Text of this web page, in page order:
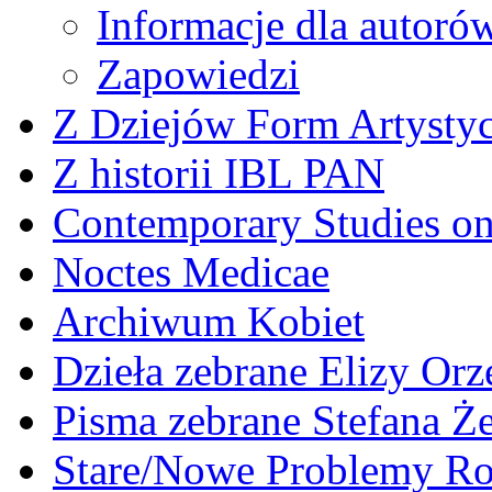
Informacje dla
Zapowiedzi
Z Dziejów Form
Z historii IBL PAN
Contemporary Studies
Noctes Medicae
Archiwum Kobiet
Dzieła zebrane Elizy
Pisma zebrane Stefana
Stare/Nowe Problemy